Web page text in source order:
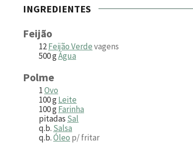
INGREDIENTES
Feijão
12Feijão Verdevagens
500gÁgua
Polme
1Ovo
100gLeite
100gFarinha
pitadas Sal
q.b. Salsa
q.b.Óleo p/ fritar